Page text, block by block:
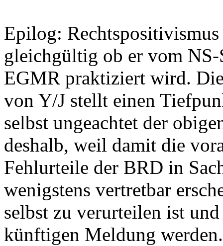
Epilog:
gleichgültig ob er vom
EGMR praktiziert wird.
von Y/J stellt einen
selbst ungeachtet der
deshalb, weil damit die
Fehlurteile der BRD in
wenigstens vertretbar
selbst zu verurteilen ist
künftigen Meldung werden.